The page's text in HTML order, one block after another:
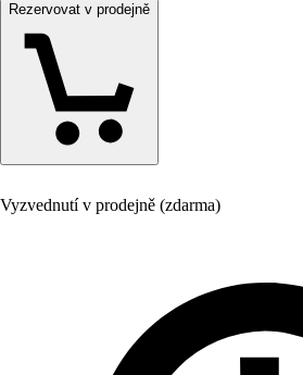
Rezervovat v prodejně
Vyzvednutí v prodejně (zdarma)